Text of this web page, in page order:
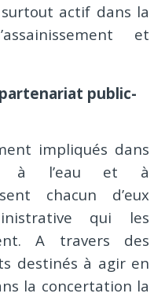
actif dans la
et
public-
impliqués dans
à l’eau et à
chacun d’eux
qui les
A travers des
destinés à agir en
la concertation la